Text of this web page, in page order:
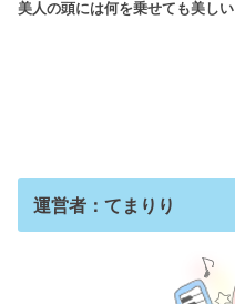
美人の頭には何を乗せても美しい
運営者：てまりり